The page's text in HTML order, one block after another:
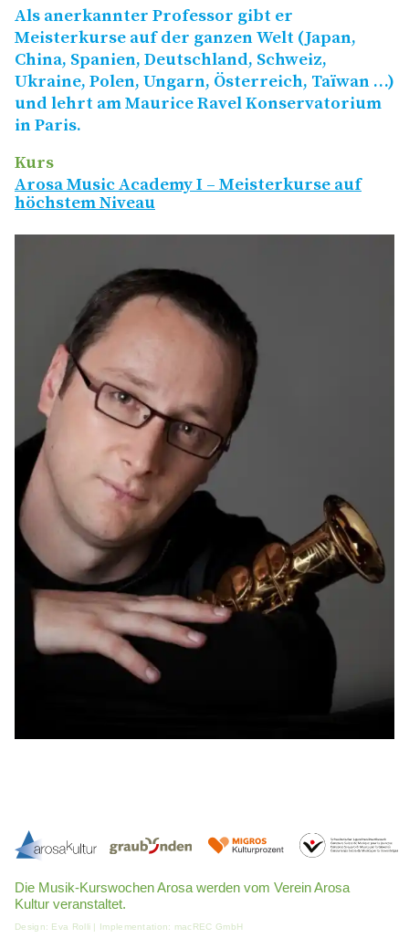
Als anerkannter Professor gibt er
Meisterkurse auf der ganzen Welt (Japan,
China, Spanien, Deutschland, Schweiz,
Ukraine, Polen, Ungarn, Österreich, Taïwan …)
und lehrt am Maurice Ravel Konservatorium
in Paris.
Kurs
Arosa Music Academy I – Meisterkurse auf
höchstem Niveau
Die Musik-Kurswochen Arosa werden vom Verein Arosa
Kultur veranstaltet.
Design: Eva Rolli | Implementation: macREC GmbH